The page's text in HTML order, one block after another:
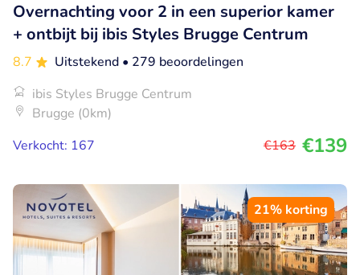
Overnachting voor 2 in een superior kamer
+ ontbijt bij ibis Styles Brugge Centrum
8.7 Uitstekend • 279 beoordelingen
ibis Styles Brugge Centrum
Brugge (0km)
Verkocht: 167
€163 €139
21% korting